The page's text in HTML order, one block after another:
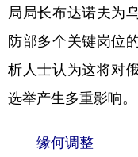
食品
学术中国 乡村
城市 旅
彩票 娱
公益
局局长布达诺夫为
防部多个关键岗位
析人士认为这将对
选举产生多重影响。
缘何调整